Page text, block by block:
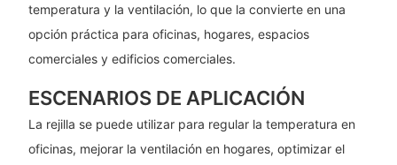
temperatura y la ventilación, lo que la convierte en una
opción práctica para oficinas, hogares, espacios
comerciales y edificios comerciales.
ESCENARIOS DE APLICACIÓN
La rejilla se puede utilizar para regular la temperatura en
oficinas, mejorar la ventilación en hogares, optimizar el